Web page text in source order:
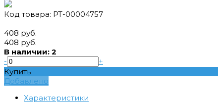
Код товара: РТ-00004757
408 руб.
408 руб.
В наличии: 2
-
+
Купить
Добавлено
Характеристики